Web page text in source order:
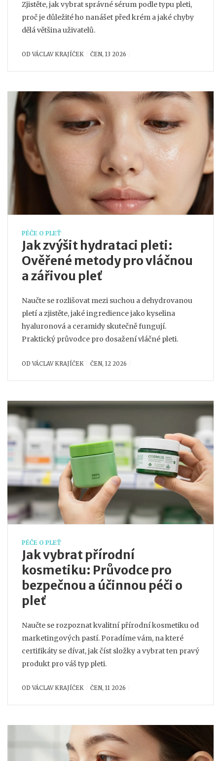
Zjistěte, jak vybrat správné sérum podle typu pleti,
proč je důležité ho nanášet před krém a jaké chyby
dělá většina uživatelů.
ODVÁCLAV KRAJÍČEK ČEN, 13 2026
PÉČE O PLEŤ
Jak zvýšit hydrataci pleti:
Ověřené metody pro vláčnou
a zářivou pleť
Naučte se rozlišovat mezi suchou a dehydrovanou
pletí a zjistěte, jaké ingredience jako kyselina
hyaluronová a ceramidy skutečně fungují.
Praktický průvodce pro dosažení vláčné pleti.
ODVÁCLAV KRAJÍČEK ČEN, 12 2026
PÉČE O PLEŤ
Jak vybrat přírodní
kosmetiku: Průvodce pro
bezpečnou a účinnou péči o
pleť
Naučte se rozpoznat kvalitní přírodní kosmetiku od
marketingových pastí. Poradíme vám, na které
certifikáty se dívat, jak číst složky a vybrat ten pravý
produkt pro váš typ pleti.
ODVÁCLAV KRAJÍČEK ČEN, 11 2026